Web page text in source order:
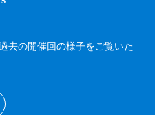
去の開催回の様子をご覧いた